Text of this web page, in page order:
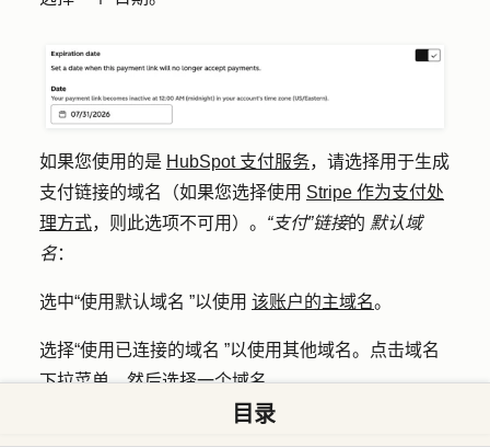
如果您使用的是 HubSpot 支付服务，请选择用于生成
支付链接的域名（如果您选择使用 Stripe 作为支付处
理方式，则此选项不可用）。 “支付”链接的 默认域
名：
选中“使用默认域名 ”以使用 该账户的主域名。
选择“使用已连接的域名 ”以使用其他域名。点击域名
下拉菜单，然后选择一个域名。
内容别名是自动生成的，无法编辑。
目录